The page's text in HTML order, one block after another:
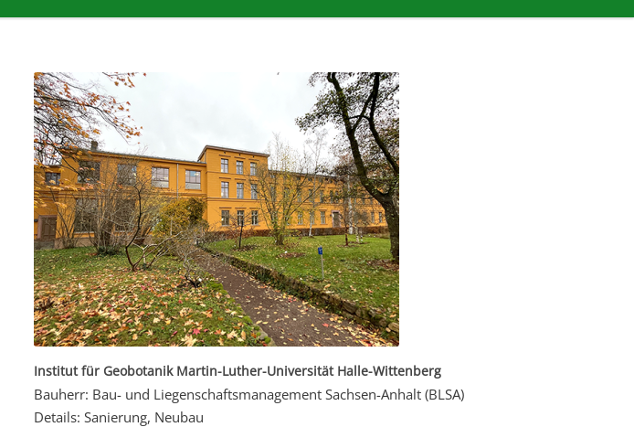
Institut für Geobotanik Martin-Luther-Universität Halle-Wittenberg
Bauherr: Bau- und Liegenschaftsmanagement Sachsen-Anhalt (BLSA)
Details: Sanierung, Neubau